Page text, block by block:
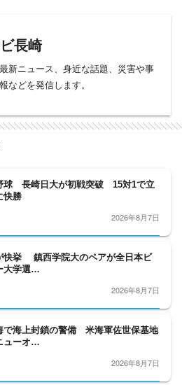
長崎
新ニュース、身近な話題、災害や事
などを発信します。
球 長崎日大が初戦突破 15対1で立
快勝
2026年8月7日
快挙 鎮西学院大のペアが全日本ビ
大学選…
2026年8月7日
で海上封鎖の警備 米海軍佐世保基地
ューオ…
2026年8月7日